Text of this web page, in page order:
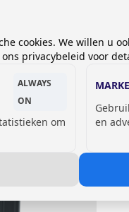
cookies. We willen u
privacybeleid voor
ALWAYS
ON
om
en